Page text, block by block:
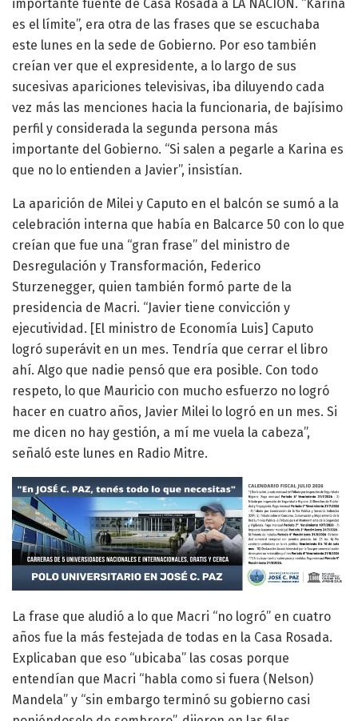
importante fuente de Casa Rosada a LA NACION. “Karina
es el límite”, era otra de las frases que se escuchaba
este lunes en la sede de Gobierno. Por eso también
creían ver que el expresidente, a lo largo de sus
sucesivas apariciones televisivas, iba diluyendo cada
vez más las menciones hacia la funcionaria, de bajísimo
perfil y considerada la segunda persona más
importante del Gobierno. “Si salen a pegarle a Karina es
que no lo entienden a Javier”, insistían.
La aparición de Milei y Caputo en el balcón se sumó a la
celebración interna que había en Balcarce 50 con lo que
creían que fue una “gran frase” del ministro de
Desregulación y Transformación, Federico
Sturzenegger, quien también formó parte de la
presidencia de Macri. “Javier tiene convicción y
ejecutividad. [El ministro de Economía Luis] Caputo
logró superávit en un mes. Tendría que cerrar el libro
ahí. Algo que nadie pensó que era posible. Con todo
respeto, lo que Mauricio con mucho esfuerzo no logró
hacer en cuatro años, Javier Milei lo logró en un mes. Si
me dicen no hay gestión, a mí me vuela la cabeza”,
señaló este lunes en Radio Mitre.
La frase que aludió a lo que Macri “no logró” en cuatro
años fue la más festejada de todas en la Casa Rosada.
Explicaban que eso “ubicaba” las cosas porque
entendían que Macri “habla como si fuera (Nelson)
Mandela” y “sin embargo terminó su gobierno casi